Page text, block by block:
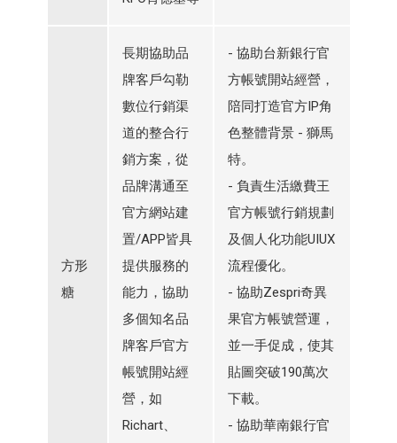
方形
糖
長期協助品
牌客戶勾勒
數位行銷渠
道的整合行
銷方案，從
品牌溝通至
官方網站建
置/APP皆具
提供服務的
能力，協助
多個知名品
牌客戶官方
帳號開站經
營，如
Richart、
- 協助台新銀行官
方帳號開站經營，
陪同打造官方IP角
色整體背景 - 獅馬
特。
- 負責生活繳費王
官方帳號行銷規劃
及個人化功能UIUX
流程優化。
- 協助Zespri奇異
果官方帳號營運，
並一手促成，使其
貼圖突破190萬次
下載。
- 協助華南銀行官